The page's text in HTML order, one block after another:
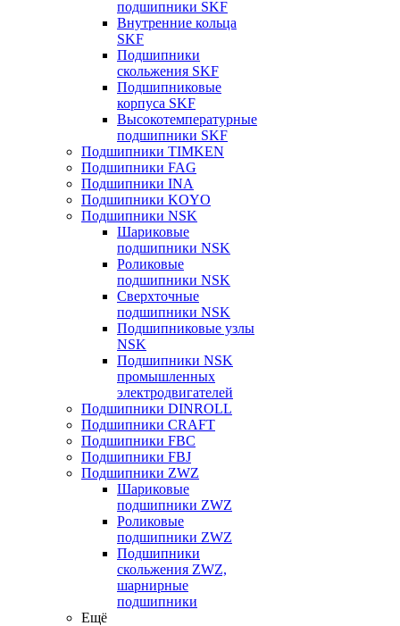
подшипники SKF
Внутренние кольца
SKF
Подшипники
скольжения SKF
Подшипниковые
корпуса SKF
Высокотемпературные
подшипники SKF
Подшипники TIMKEN
Подшипники FAG
Подшипники INA
Подшипники KOYO
Подшипники NSK
Шариковые
подшипники NSK
Роликовые
подшипники NSK
Сверхточные
подшипники NSK
Подшипниковые узлы
NSK
Подшипники NSK
промышленных
электродвигателей
Подшипники DINROLL
Подшипники CRAFT
Подшипники FBC
Подшипники FBJ
Подшипники ZWZ
Шариковые
подшипники ZWZ
Роликовые
подшипники ZWZ
Подшипники
скольжения ZWZ,
шарнирные
подшипники
Ещё